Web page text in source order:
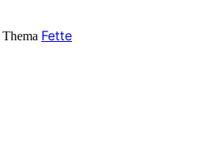
Fette